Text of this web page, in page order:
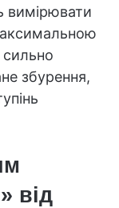
вимірювати
сильно
збурення,
від